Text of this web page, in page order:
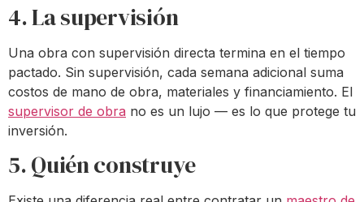
4. La supervisión
Una obra con supervisión directa termina en el tiempo
pactado. Sin supervisión, cada semana adicional suma
costos de mano de obra, materiales y financiamiento. El
supervisor de obra no es un lujo — es lo que protege tu
inversión.
5. Quién construye